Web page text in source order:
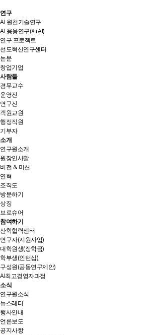
연구
AI 원천기술연구
AI 응용연구(X+AI)
연구 프로젝트
선도혁신연구센터
논문
창업기업
사람들
겸무교수
운영진
연구진
객원교원
행정직원
기부자
소개
연구원소개
원장인사말
비전 & 미션
연혁
조직도
방문하기
상징
브로슈어
참여하기
산학협력센터
연구자(지원사업)
대학원생(장학금)
학부생(인턴십)
구성원(공동연구제안)
AI최고경영자과정
소식
연구원소식
뉴스레터
행사안내
언론보도
공지사항